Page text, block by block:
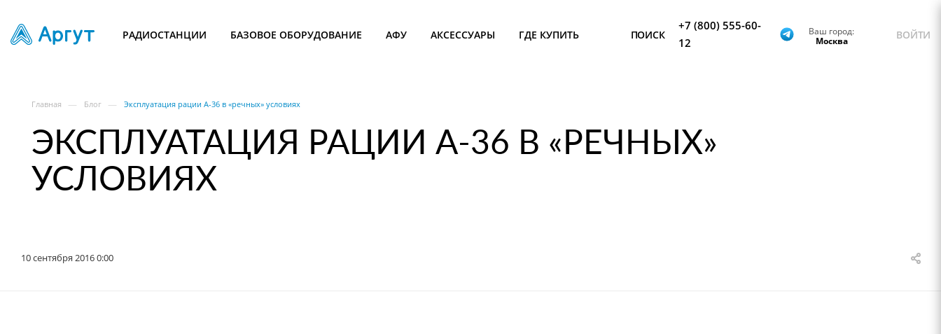
РАДИОСТАНЦИИ БАЗОВОЕ ОБОРУДОВАНИЕ АФУ АКСЕССУАРЫ ГДЕ КУПИТЬ ПОИСК
+7 (800) 555-60-
12
Ваш город:
Москва
ВОЙТИ
Главная — Блог — Эксплуатация рации А-36 в «речных» условиях
ЭКСПЛУАТАЦИЯ РАЦИИ А-36 В «РЕЧНЫХ»
УСЛОВИЯХ
10 сентября 2016 0:00